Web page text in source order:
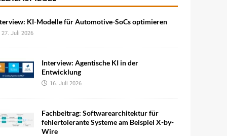
KI-Modelle für Automotive-SoCs optimieren
27. Juli 2026
Interview: Agentische KI in der
Entwicklung
16. Juli 2026
Fachbeitrag: Softwarearchitektur für
fehlertolerante Systeme am Beispiel X-by-
Wire